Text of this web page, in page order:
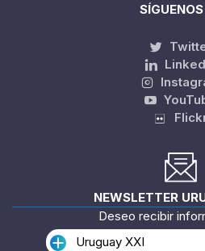
NEWSLETTER
Deseo recibir
Uruguay XXI